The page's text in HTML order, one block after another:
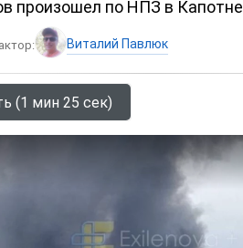
произошел по НПЗ в Капотне
Виталий Павлюк
(1 мин 25 сек)